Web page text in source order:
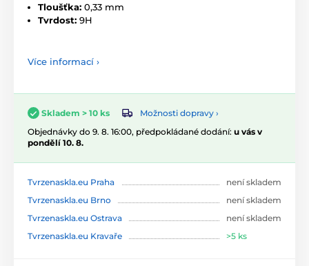
Tloušťka: 0,33 mm
Tvrdost: 9H
Více informací ›
Skladem > 10 ks
Možnosti dopravy ›
Objednávky do 9. 8. 16:00, předpokládané dodání: u vás v
pondělí 10. 8.
Tvrzenaskla.eu Praha
není skladem
Tvrzenaskla.eu Brno
není skladem
Tvrzenaskla.eu Ostrava
není skladem
Tvrzenaskla.eu Kravaře
>5 ks